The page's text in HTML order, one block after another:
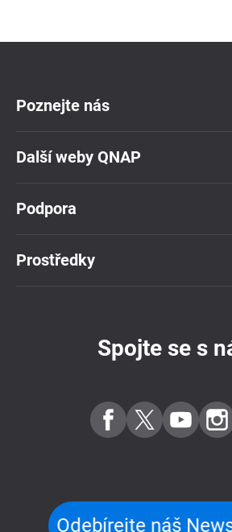
Poznejte nás
Další weby QNAP
Podpora
Prostředky
Spojte se s
Odebírejte náš